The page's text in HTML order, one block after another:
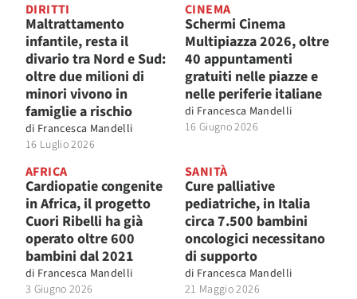
DIRITTI
Maltrattamento
infantile, resta il
divario tra Nord e Sud:
oltre due milioni di
minori vivono in
famiglie a rischio
di Francesca Mandelli
16 Luglio 2026
CINEMA
Schermi Cinema
Multipiazza 2026, oltre
40 appuntamenti
gratuiti nelle piazze e
nelle periferie italiane
di Francesca Mandelli
16 Giugno 2026
AFRICA
Cardiopatie congenite
in Africa, il progetto
Cuori Ribelli ha già
operato oltre 600
bambini dal 2021
di Francesca Mandelli
3 Giugno 2026
SANITÀ
Cure palliative
pediatriche, in Italia
circa 7.500 bambini
oncologici necessitano
di supporto
di Francesca Mandelli
21 Maggio 2026